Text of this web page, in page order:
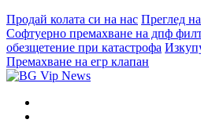
Продай колата си на нас Преглед
Софтуерно премахване на дпф
обезщетение при катастрофа
Премахване на егр клапан